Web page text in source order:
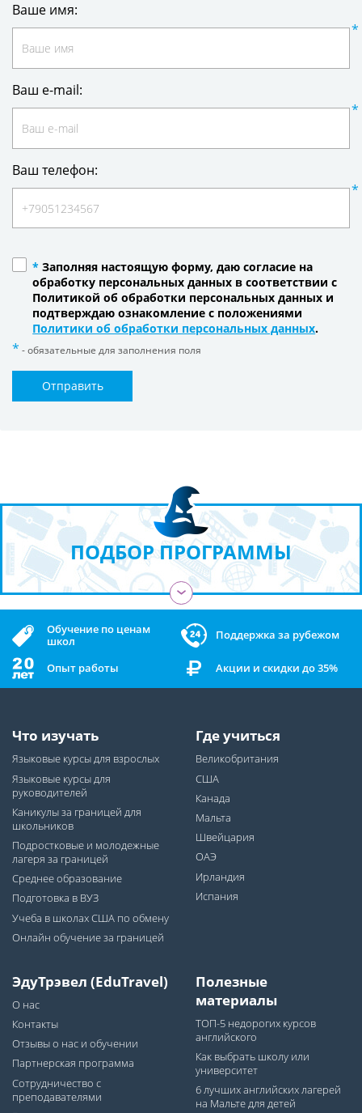
Ваше имя:
Ваш e-mail:
Ваш телефон:
* Заполняя настоящую форму, даю согласие на
обработку персональных данных в соответствии с
Политикой об обработки персональных данных и
подтверждаю ознакомление с положениями
Политики об обработки персональных данных.
- обязательные для заполнения поля
Отправить
ПОДБОР ПРОГРАММЫ
›
Обучение по ценам
школ
Поддержка за рубежом
Опыт работы Акции и скидки до 35%
Что изучать
Языковые курсы для взрослых
Языковые курсы для
руководителей
Каникулы за границей для
школьников
Подростковые и молодежные
лагеря за границей
Среднее образование
Подготовка в ВУЗ
Учеба в школах США по обмену
Онлайн обучение за границей
Где учиться
Великобритания
США
Канада
Мальта
Швейцария
ОАЭ
Ирландия
Испания
ЭдуТрэвел (EduTravel)
О нас
Контакты
Отзывы о нас и обучении
Партнерская программа
Сотрудничество с
преподавателями
Полезные
материалы
ТОП-5 недорогих курсов
английского
Как выбрать школу или
университет
6 лучших английских лагерей
на Мальте для детей